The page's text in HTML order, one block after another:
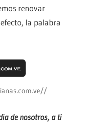
renovar
la palabra
de nosotros, a ti